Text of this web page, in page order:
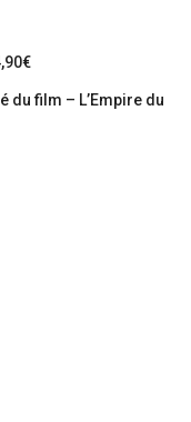
film – L’Empire du